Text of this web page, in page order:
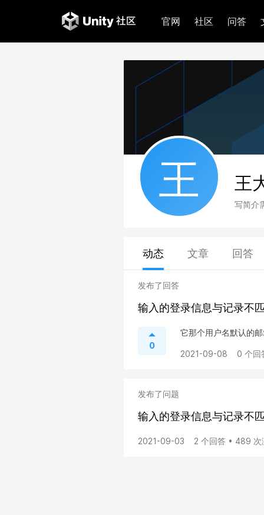
官网 社区 问答
王 王
写简介
动态 文章 回答
发布了回答
输入的登录信息与记录不
0
它那个用户名默认的
2021-09-08 0 个回
发布了问题
输入的登录信息与记录不
2021-09-03 2 个回答 • 489 次